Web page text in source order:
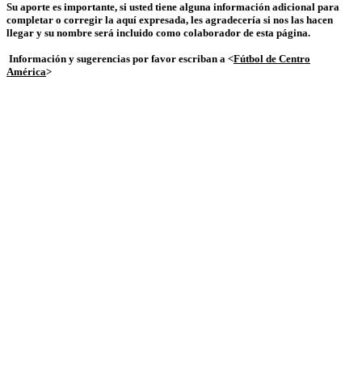
Su aporte es importante, si usted tiene alguna información adicional para
completar o corregir la aquí expresada, les agradecería si nos las hacen
llegar y su nombre será incluido como colaborador de esta página.
Información y sugerencias por favor escriban a <Fútbol de Centro
América>